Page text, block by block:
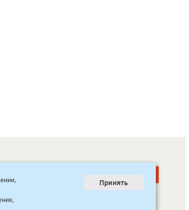
ООО “Канцпроф”, ул. Красильникова, 8, строение 3
Принять